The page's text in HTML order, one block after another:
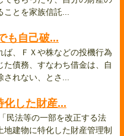
ことを家族信託...
も自己破...
ば、ＦＸや株などの投機行為
た債務、すなわち借金は、自
されない、とさ...
化した財産...
民法等の一部を改正する法
地建物に特化した財産管理制